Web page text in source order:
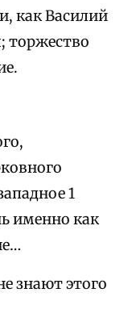
как Василий
торжество
1
именно как
знают этого